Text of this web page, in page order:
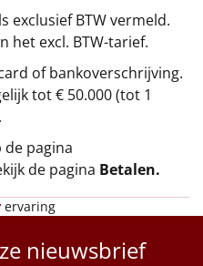
exclusief BTW vermeld.
het excl. BTW-tarief.
of bankoverschrijving.
tot € 50.000 (tot 1
de pagina
de pagina Betalen.
ervaring
nieuwsbrief